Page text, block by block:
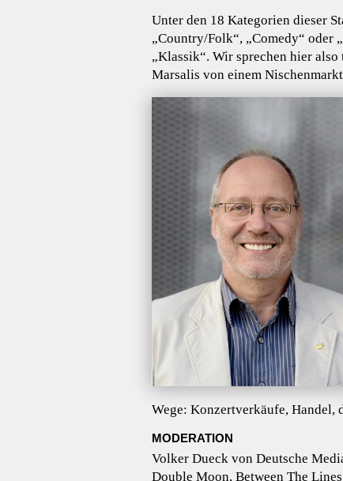
Unter den 18 Kategorien dieser
„Country/Folk“, „Comedy“
„Klassik“. Wir sprechen hier
Marsalis von einem
Wege: Konzertverkäufe, Handel,
MODERATION
Volker Dueck von Deutsche
Double Moon, Between The